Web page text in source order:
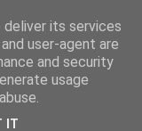
its services
user-agent are
and security
usage
IT